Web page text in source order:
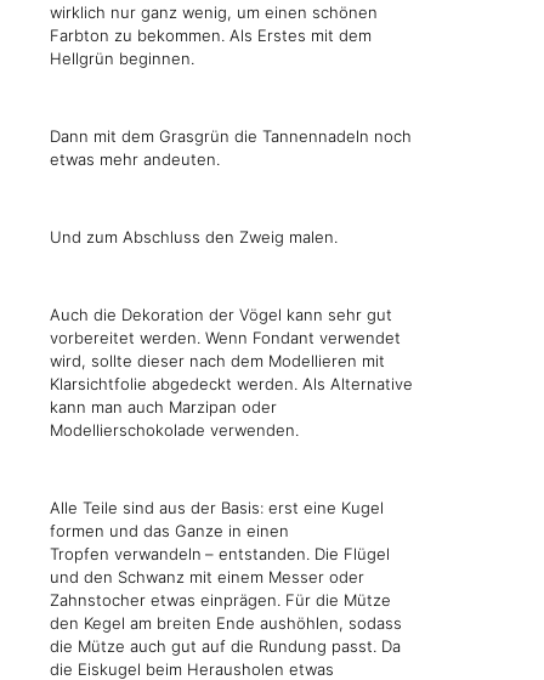
wirklich nur ganz wenig, um einen schönen
Farbton zu bekommen. Als Erstes mit dem
Hellgrün beginnen.
Dann mit dem Grasgrün die Tannennadeln noch
etwas mehr andeuten.
Und zum Abschluss den Zweig malen.
Auch die Dekoration der Vögel kann sehr gut
vorbereitet werden. Wenn Fondant verwendet
wird, sollte dieser nach dem Modellieren mit
Klarsichtfolie abgedeckt werden. Als Alternative
kann man auch Marzipan oder
Modellierschokolade verwenden.
Alle Teile sind aus der Basis: erst eine Kugel
formen und das Ganze in einen
Tropfen verwandeln – entstanden. Die Flügel
und den Schwanz mit einem Messer oder
Zahnstocher etwas einprägen. Für die Mütze
den Kegel am breiten Ende aushöhlen, sodass
die Mütze auch gut auf die Rundung passt. Da
die Eiskugel beim Herausholen etwas